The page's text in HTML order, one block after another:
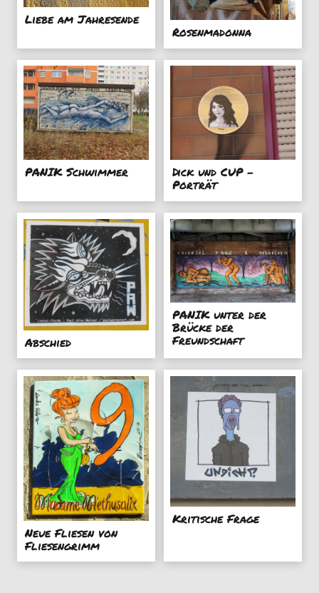
Liebe am Jahresende
Rosenmadonna
PANIK Schwimmer Dick und CUP -
Porträt
Abschied
PANIK unter der
Brücke der
Freundschaft
Neue Fliesen von
Fliesengrimm
Kritische Frage